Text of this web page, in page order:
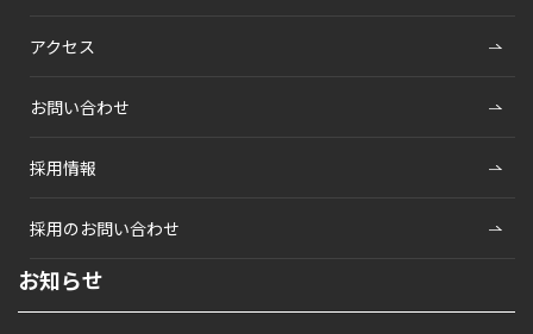
アクセス
お問い合わせ
採用情報
採用のお問い合わせ
お知らせ